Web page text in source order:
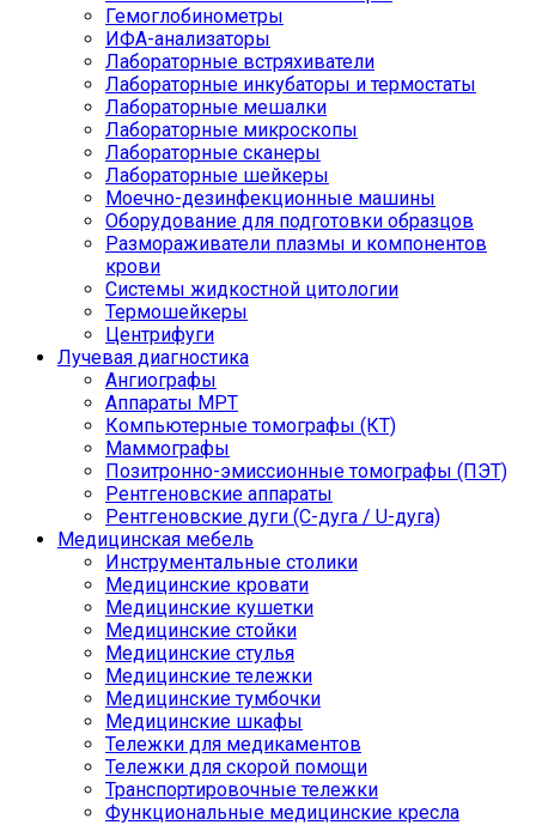
Гемоглобинометры
ИФА-анализаторы
Лабораторные встряхиватели
Лабораторные инкубаторы и термостаты
Лабораторные мешалки
Лабораторные микроскопы
Лабораторные сканеры
Лабораторные шейкеры
Моечно-дезинфекционные машины
Оборудование для подготовки образцов
Размораживатели плазмы и компонентов
крови
Системы жидкостной цитологии
Термошейкеры
Центрифуги
Лучевая диагностика
Ангиографы
Аппараты МРТ
Компьютерные томографы (КТ)
Маммографы
Позитронно-эмиссионные томографы (ПЭТ)
Рентгеновские аппараты
Рентгеновские дуги (С-дуга / U-дуга)
Медицинская мебель
Инструментальные столики
Медицинские кровати
Медицинские кушетки
Медицинские стойки
Медицинские стулья
Медицинские тележки
Медицинские тумбочки
Медицинские шкафы
Тележки для медикаментов
Тележки для скорой помощи
Транспортировочные тележки
Функциональные медицинские кресла